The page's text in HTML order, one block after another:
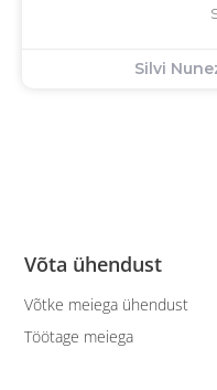
Silvi
Võta ühendust
Võtke meiega ühendust
Töötage meiega